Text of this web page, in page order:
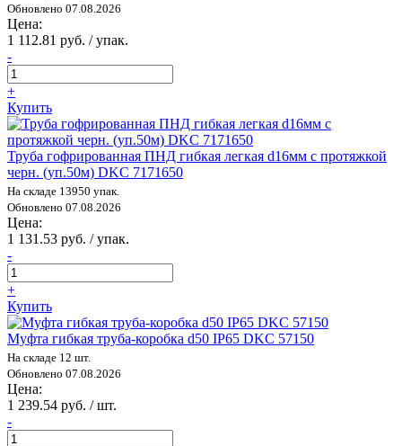
Обновлено 07.08.2026
Цена:
1 112.81 руб. / упак.
-
+
Купить
Труба гофрированная ПНД гибкая легкая d16мм с протяжкой
черн. (уп.50м) DKC 7171650
На складе 13950 упак.
Обновлено 07.08.2026
Цена:
1 131.53 руб. / упак.
-
+
Купить
Муфта гибкая труба-коробка d50 IP65 DKC 57150
На складе 12 шт.
Обновлено 07.08.2026
Цена:
1 239.54 руб. / шт.
-